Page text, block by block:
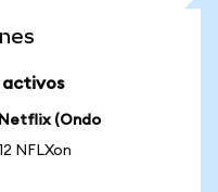
activos
(Ondo
NFLXon